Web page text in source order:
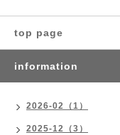
top page
information
2026-02（1）
2025-12（3）